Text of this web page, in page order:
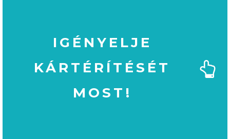
IGÉNYELJE
KÁRTÉRÍTÉSÉT
MOST!